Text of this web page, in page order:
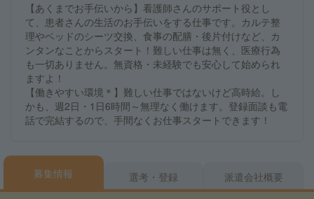
【あくまでお手伝いから】看護師さんのサポート役とし
て、患者さんの生活のお手伝いをする仕事です。カルテ整
理やベッドのシーツ交換、食事の配膳・後片付けなど、カ
ンタンなことからスタート！難しい仕事は無く、医療行為
も一切ありません。無資格・未経験でも安心して始められ
ますよ！
【働きやすい環境＊】難しい仕事ではないけど高時給。し
かも、週2日・1日6時間～無理なく働けます。登録面談も電
話で完結するので、手間なくお仕事スタートできます！
募集情報 選考・登録 派遣会社概要